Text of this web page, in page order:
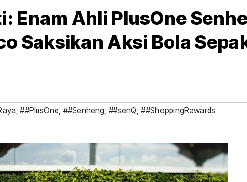
Enam Ahli PlusOne
Saksikan Aksi Bola
,##PlusOne, ##Senheng, ##senQ,##ShoppingRewards